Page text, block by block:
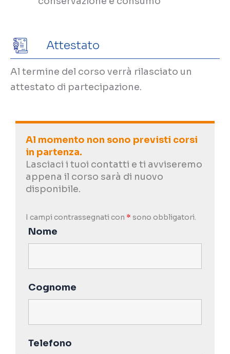
Attestato
Al termine del corso verrà rilasciato un
attestato di partecipazione.
Al momento non sono previsti corsi
in partenza.
Lasciaci i tuoi contatti e ti avviseremo
appena il corso sarà di nuovo
disponibile.
I campi contrassegnati con * sono obbligatori.
Nome
Cognome
Telefono